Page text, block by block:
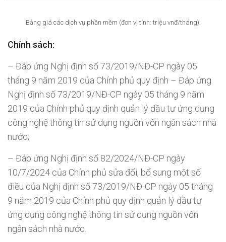
Bảng giá các dịch vụ phần mềm (đơn vị tính: triệu vnđ/tháng).
Chính sách:
– Đáp ứng Nghị định số 73/2019/NĐ-CP ngày 05
tháng 9 năm 2019 của Chính phủ quy định – Đáp ứng
Nghị định số 73/2019/NĐ-CP ngày 05 tháng 9 năm
2019 của Chính phủ quy định quản lý đầu tư ứng dụng
công nghệ thông tin sử dụng nguồn vốn ngân sách nhà
nước;
– Đáp ứng Nghị định số 82/2024/NĐ-CP ngày
10/7/2024 của Chính phủ sửa đổi, bổ sung một số
điều của Nghị định số 73/2019/NĐ-CP ngày 05 tháng
9 năm 2019 của Chính phủ quy định quản lý đầu tư
ứng dụng công nghệ thông tin sử dụng nguồn vốn
ngân sách nhà nước.